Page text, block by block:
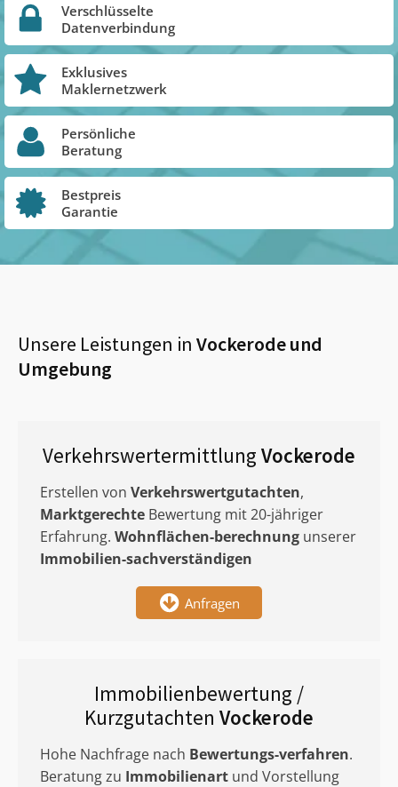
Verschlüsselte
Datenverbindung
Exklusives
Maklernetzwerk
Persönliche
Beratung
Bestpreis
Garantie
Unsere Leistungen in Vockerodeund
Umgebung
Verkehrswertermittlung Vockerode
Erstellen von Verkehrswertgutachten,
Marktgerechte Bewertung mit 20-jähriger
Erfahrung. Wohnflächen-berechnung unserer
Immobilien-sachverständigen
Anfragen
Immobilienbewertung /
Kurzgutachten Vockerode
Hohe Nachfrage nach Bewertungs-verfahren.
Beratung zu Immobilienart und Vorstellung